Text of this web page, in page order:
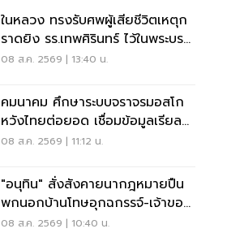
ในหลวง ทรงรับศพผู้เสียชีวิตเหตุก
ราดยิง รร.เทพศิรินทร์ ไว้ในพระบรม
ราชานุเคราะห์
08 ส.ค. 2569 | 13:40 น.
คมนาคม ศึกษาระบบจราจรมอสโก
หวังไทยต่อยอด เชื่อมข้อมูลเรียล
ไทม์ แก้รถติด
08 ส.ค. 2569 | 11:12 น.
"อนุทิน" สั่งสังคายนากฎหมายปืน
พกนอกบ้านโทษอุกฉกรรจ์-เจ้าของ
โดนหนัก
08 ส.ค. 2569 | 10:40 น.